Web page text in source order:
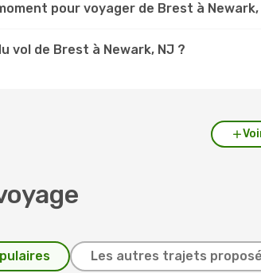
pour voyager de Brest à Newark,
vol de Brest à Newark, NJ ?
Les autres trajets